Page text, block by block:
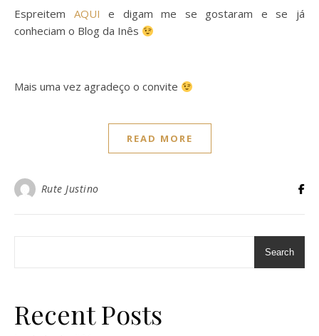
Espreitem AQUI e digam me se gostaram e se já
conheciam o Blog da Inês
Mais uma vez agradeço o convite
READ MORE
Rute Justino
Search
Recent Posts